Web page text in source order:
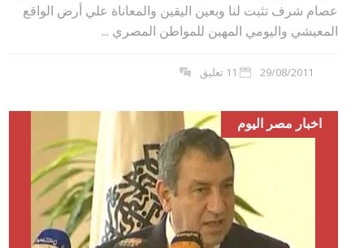
عصام شرف تثبت لنا ‏وبعين اليقين والمعاناة علي أرض الواقع
المعيشي واليومي المهين للمواطن المصري ‏...
29/08/2011 11 تعليق
اخبار مصر اليوم